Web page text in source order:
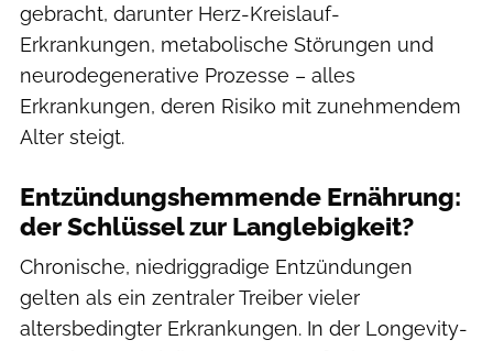
gebracht, darunter Herz-Kreislauf-
Erkrankungen, metabolische Störungen und
neurodegenerative Prozesse – alles
Erkrankungen, deren Risiko mit zunehmendem
Alter steigt.
Entzündungshemmende Ernährung:
der Schlüssel zur Langlebigkeit?
Chronische, niedriggradige Entzündungen
gelten als ein zentraler Treiber vieler
altersbedingter Erkrankungen. In der Longevity-